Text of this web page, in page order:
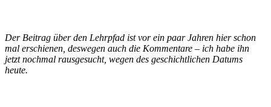
Der Beitrag über den Lehrpfad ist vor ein paar Jahren hier schon
mal erschienen, deswegen auch die Kommentare – ich habe ihn
jetzt nochmal rausgesucht, wegen des geschichtlichen Datums
heute.